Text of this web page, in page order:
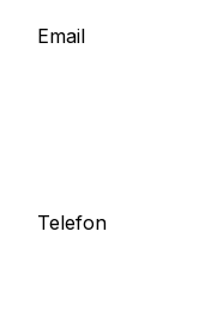
Email
Telefon